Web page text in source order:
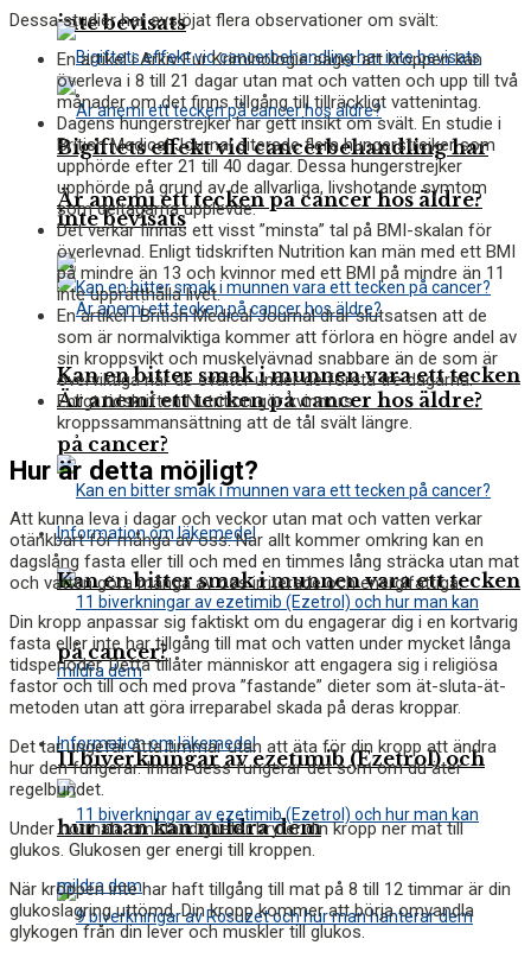
inte bevisats
Är anemi ett tecken på cancer hos äldre?
Kan en bitter smak i munnen vara ett tecken
på cancer?
Information om läkemedel
11 biverkningar av ezetimib (Ezetrol) och
hur man kan mildra dem
Bigiftets effekt vid cancerbehandling har
inte bevisats
Är anemi ett tecken på cancer hos äldre?
Kan en bitter smak i munnen vara ett tecken
på cancer?
Information om läkemedel
Dessa studier har avslöjat flera observationer om svält:
En artikel iArkiv Fur Kriminologiesäger att kroppen kan
överleva i 8 till 21 dagar utan mat och vatten och upp till två
månader om det finns tillgång till tillräckligt vattenintag.
Dagens hungerstrejker har gett insikt om svält. En studie i
British Medical Journalciterade flera hungerstrejker som
upphörde efter 21 till 40 dagar. Dessa hungerstrejker
upphörde på grund av de allvarliga, livshotande symtom
som deltagarna upplevde.
Det verkar finnas ett visst ”minsta” tal på BMI-skalan för
överlevnad. Enligt tidskriften Nutrition kan män med ett BMI
på mindre än 13 och kvinnor med ett BMI på mindre än 11 ​​
inte upprätthålla livet.
En artikel iBritish Medical Journaldrar slutsatsen att de
som är normalviktiga kommer att förlora en högre andel av
sin kroppsvikt och muskelvävnad snabbare än de som är
överviktiga när de svälter under de första tre dagarna.
Enligt tidskriften Nutrition gör kvinnors
kroppssammansättning att de tål svält längre.
Hur är detta möjligt?
Att kunna leva i dagar och veckor utan mat och vatten verkar
otänkbart för många av oss. När allt kommer omkring kan en
dagslång fasta eller till och med en timmes lång sträcka utan mat
och vatten göra många av oss irriterade och energifattiga.
Din kropp anpassar sig faktiskt om du engagerar dig i en kortvarig
fasta eller inte har tillgång till mat och vatten under mycket långa
tidsperioder. Detta tillåter människor att engagera sig i religiösa
fastor och till och med prova ”fastande” dieter som ät-sluta-ät-
metoden utan att göra irreparabel skada på deras kroppar.
Det tar ungefär åtta timmar utan att äta för din kropp att ändra
hur den fungerar. Innan dess fungerar det som om du äter
regelbundet.
Under normala omständigheter bryter din kropp ner mat till
glukos. Glukosen ger energi till kroppen.
När kroppen inte har haft tillgång till mat på 8 till 12 timmar är din
glukoslagring uttömd. Din kropp kommer att börja omvandla
glykogen från din lever och muskler till glukos.